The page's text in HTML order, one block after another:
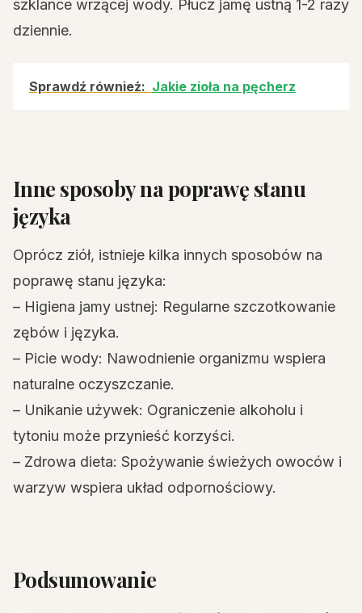
szklance wrzącej wody. Płucz jamę ustną 1-2 razy
dziennie.
Sprawdź również: Jakie zioła na pęcherz
Inne sposoby na poprawę stanu
języka
Oprócz ziół, istnieje kilka innych sposobów na
poprawę stanu języka:
– Higiena jamy ustnej: Regularne szczotkowanie
zębów i języka.
– Picie wody: Nawodnienie organizmu wspiera
naturalne oczyszczanie.
– Unikanie używek: Ograniczenie alkoholu i
tytoniu może przynieść korzyści.
– Zdrowa dieta: Spożywanie świeżych owoców i
warzyw wspiera układ odpornościowy.
Podsumowanie